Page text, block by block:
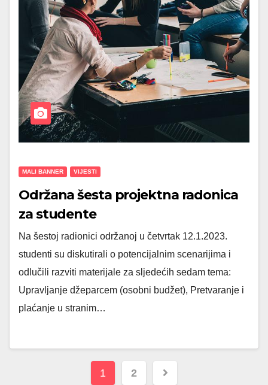
MALI BANNER VIJESTI
Održana šesta projektna radonica
za studente
Na šestoj radionici održanoj u četvrtak 12.1.2023.
studenti su diskutirali o potencijalnim scenarijima i
odlučili razviti materijale za sljedećih sedam tema:
Upravljanje džeparcem (osobni budžet), Pretvaranje i
plaćanje u stranim…
Brojevi
1 2